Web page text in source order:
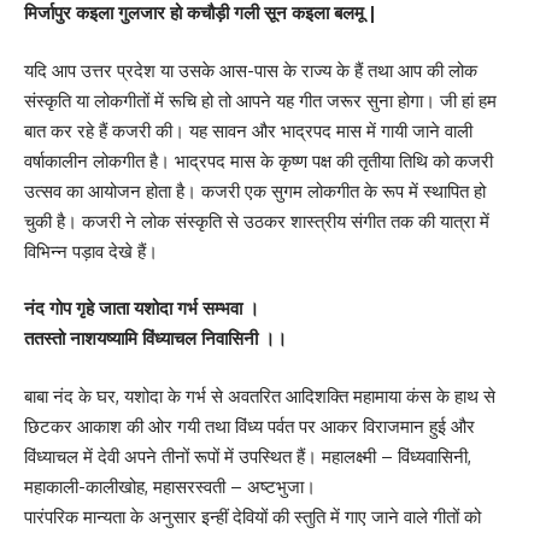
मिर्जापुर कइला गुलजार हो कचौड़ी गली सून कइला बलमू |
यदि आप उत्तर प्रदेश या उसके आस-पास के राज्य के हैं तथा आप की लोक
संस्कृति या लोकगीतों में रूचि हो तो आपने यह गीत जरूर सुना होगा। जी हां हम
बात कर रहे हैं कजरी की। यह सावन और भाद्रपद मास में गायी जाने वाली
वर्षाकालीन लोकगीत है। भाद्रपद मास के कृष्ण पक्ष की तृतीया तिथि को कजरी
उत्सव का आयोजन होता है। कजरी एक सुगम लोकगीत के रूप में स्थापित हो
चुकी है। कजरी ने लोक संस्कृति से उठकर शास्त्रीय संगीत तक की यात्रा में
विभिन्न पड़ाव देखे हैं।
नंद गोप गृहे जाता यशोदा गर्भ सम्भवा ।
ततस्तो नाशयष्यामि विंध्याचल निवासिनी ।।
बाबा नंद के घर, यशोदा के गर्भ से अवतरित आदिशक्ति महामाया कंस के हाथ से
छिटकर आकाश की ओर गयी तथा विंध्य पर्वत पर आकर विराजमान हुई और
विंध्याचल में देवी अपने तीनों रूपों में उपस्थित हैं। महालक्ष्मी – विंध्यवासिनी,
महाकाली-कालीखोह, महासरस्वती – अष्टभुजा।
पारंपरिक मान्यता के अनुसार इन्हीं देवियों की स्तुति में गाए जाने वाले गीतों को